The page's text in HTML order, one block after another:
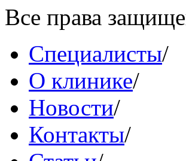
Все права
Специалисты/
О клинике/
Новости/
Контакты/